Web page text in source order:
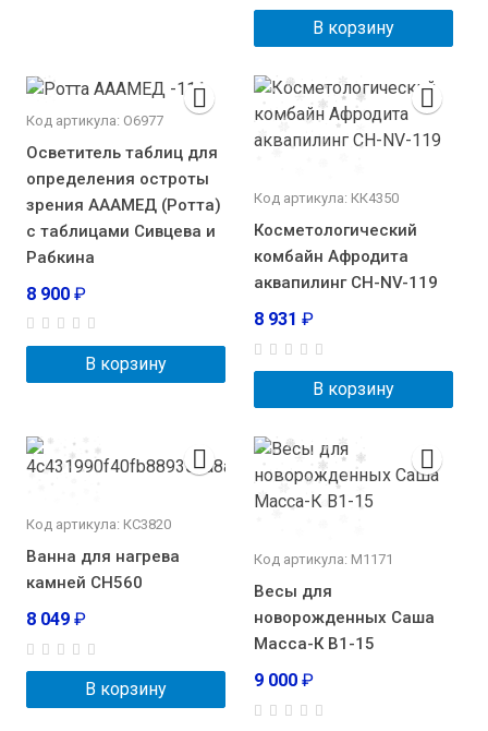
В корзину
Код артикула: О6977
Осветитель таблиц для
определения остроты
зрения АААМЕД (Ротта)
с таблицами Сивцева и
Рабкина
8 900 ₽
В корзину
Код артикула: КК4350
Косметологический
комбайн Афродита
аквапилинг CH-NV-119
8 931 ₽
В корзину
Код артикула: КС3820
Ванна для нагрева
камней СН560
8 049 ₽
В корзину
Код артикула: М1171
Весы для
новорожденных Саша
Масса-К В1-15
9 000 ₽